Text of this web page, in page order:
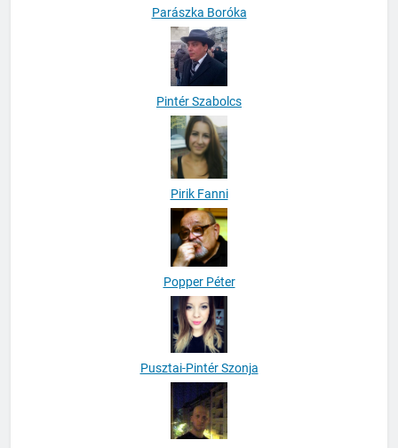
Parászka Boróka
Pintér Szabolcs
Pirik Fanni
Popper Péter
Pusztai-Pintér Szonja